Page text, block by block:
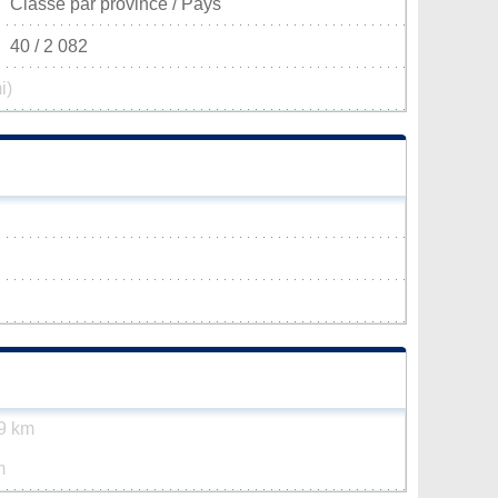
Classé par province / Pays
40 / 2 082
km